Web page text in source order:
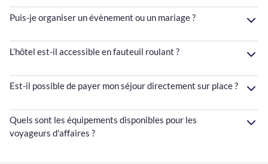
Puis-je organiser un évènement ou un mariage ?
L’hôtel est-il accessible en fauteuil roulant ?
Est-il possible de payer mon séjour directement sur place ?
Quels sont les équipements disponibles pour les
voyageurs d'affaires ?